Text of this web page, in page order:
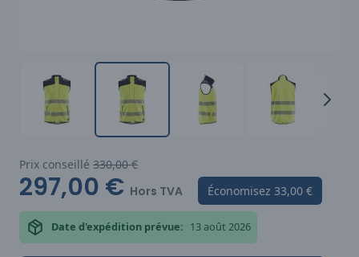
Prix conseillé 330,00 €
297,00 € Hors TVA Économisez 33,00 €
Date d'expédition prévue: 13 août 2026